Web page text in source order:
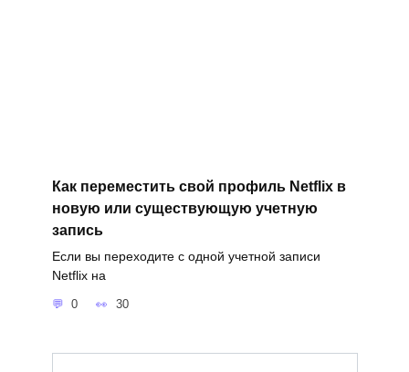
Как переместить свой профиль Netflix в
новую или существующую учетную
запись
Если вы переходите с одной учетной записи
Netflix на
0 30